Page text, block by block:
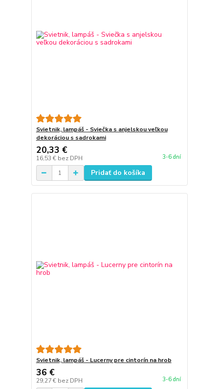
Svietnik, lampáš - Sviečka s anjelskou veľkou
dekoráciou s sadrokami
20,33 €
16,53 € bez DPH 3-6 dní
Pridať do košíka
Svietnik, lampáš - Lucerny pre cintorín na hrob
36 €
29,27 € bez DPH 3-6 dní